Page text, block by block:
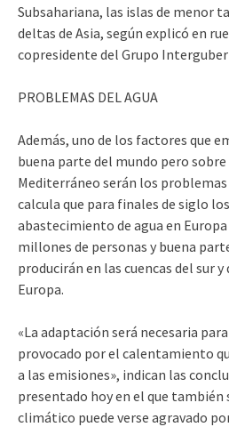
Subsahariana, las islas de menor
deltas de Asia, según explicó en
copresidente del Grupo
PROBLEMAS DEL AGUA
Además, uno de los factores que
buena parte del mundo pero
Mediterráneo serán los problemas
calcula que para finales de siglo
abastecimiento de agua en
millones de personas y buena
producirán en las cuencas del sur
Europa.
«La adaptación será necesaria
provocado por el calentamiento
a las emisiones», indican las
presentado hoy en el que también
climático puede verse agravado